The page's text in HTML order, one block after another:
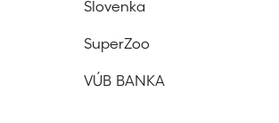
Slovenka
SuperZoo
VÚB BANKA